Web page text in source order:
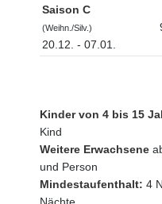
Saison C
(Weihn./Silv.)
20.12. - 07.01.
Kinder von 4 bis 15
Kind
Weitere Erwachsene
und Person
Mindestaufenthalt: 4
Nächte